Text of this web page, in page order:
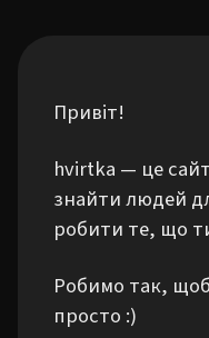
Привіт!
hvirtka — це
знайти людей
робити те, що
Робимо так,
просто :)